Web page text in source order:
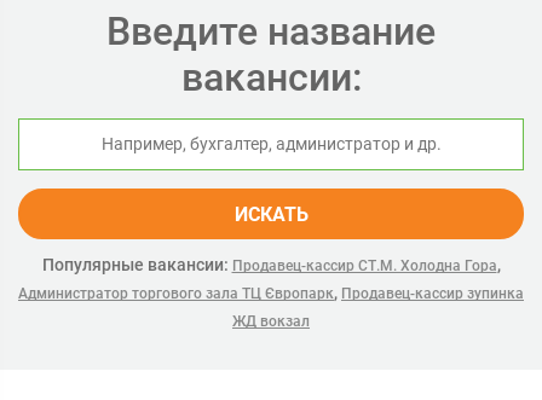
Введите название
вакансии:
ИСКАТЬ
Популярные вакансии: Продавец-кассир СТ.М. Холодна Гора,
Администратор торгового зала ТЦ Європарк, Продавец-кассир зупинка
ЖД вокзал